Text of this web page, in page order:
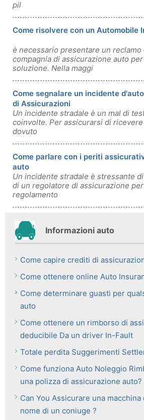
pil
Come risolvere con un Automobile
è necessario presentare un reclamo
compagnia di assicurazione auto
soluzione. Nella maggi
Come segnalare un incidente
di Assicurazioni
Un incidente stradale è un mal di
coinvolte. Per assicurarsi di
dovuto
Come parlare con i periti
auto
Un incidente stradale è stressante
di un regolatore di assicurazione
regolamento
Informazioni auto
Come capire crediti di
Come ottenere online Auto
Come determinare guasti per
auto
Come ottenere un rimborso di
deducibile Da un driver In-Fault
Totale perdita Suggerimenti
Come funziona Auto Noleggio
una polizza di assicurazione auto?
Can You Assicurare una
nome di un coniuge ?